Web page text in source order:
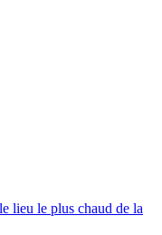
lieu le plus chaud de la